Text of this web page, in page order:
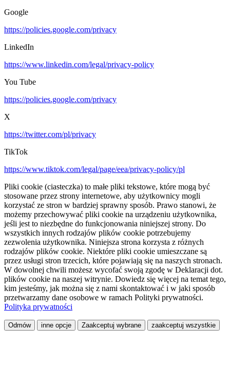
Google
https://policies.google.com/privacy
LinkedIn
https://www.linkedin.com/legal/privacy-policy
You Tube
https://policies.google.com/privacy
X
https://twitter.com/pl/privacy
TikTok
https://www.tiktok.com/legal/page/eea/privacy-policy/pl
Pliki cookie (ciasteczka) to małe pliki tekstowe, które mogą być
stosowane przez strony internetowe, aby użytkownicy mogli
korzystać ze stron w bardziej sprawny sposób. Prawo stanowi, że
możemy przechowywać pliki cookie na urządzeniu użytkownika,
jeśli jest to niezbędne do funkcjonowania niniejszej strony. Do
wszystkich innych rodzajów plików cookie potrzebujemy
zezwolenia użytkownika. Niniejsza strona korzysta z różnych
rodzajów plików cookie. Niektóre pliki cookie umieszczane są
przez usługi stron trzecich, które pojawiają się na naszych stronach.
W dowolnej chwili możesz wycofać swoją zgodę w Deklaracji dot.
plików cookie na naszej witrynie. Dowiedz się więcej na temat tego,
kim jesteśmy, jak można się z nami skontaktować i w jaki sposób
przetwarzamy dane osobowe w ramach Polityki prywatności.
Polityka prywatności
Odmów inne opcje Zaakceptuj wybrane zaakceptuj wszystkie